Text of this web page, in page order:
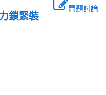
問題討論
鎖緊裝